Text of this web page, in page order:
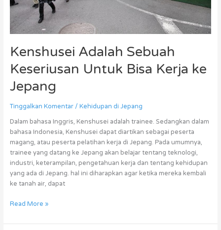
Kenshusei Adalah Sebuah
Keseriusan Untuk Bisa Kerja ke
Jepang
Tinggalkan Komentar / Kehidupan di Jepang
Dalam bahasa Inggris, Kenshusei adalah trainee. Sedangkan dalam
bahasa Indonesia, Kenshusei dapat diartikan sebagai peserta
magang, atau peserta pelatihan kerja di Jepang. Pada umumnya,
trainee yang datang ke Jepang akan belajar tentang teknologi,
industri, keterampilan, pengetahuan kerja dan tentang kehidupan
yang ada di Jepang. hal ini diharapkan agar ketika mereka kembali
ke tanah air, dapat
Read More »